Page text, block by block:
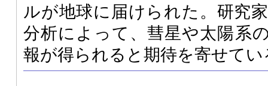
ルが地球に届けられた。研究
分析によって、彗星や太陽系
報が得られると期待を寄せてい